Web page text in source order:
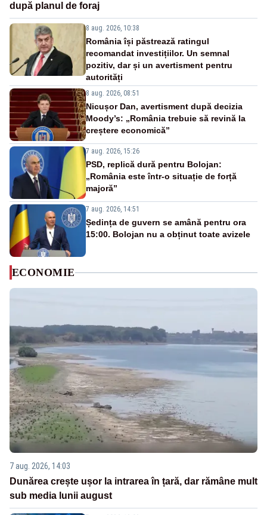
după planul de foraj
8 aug. 2026, 10:38
România își păstrează ratingul
recomandat investițiilor. Un semnal
pozitiv, dar și un avertisment pentru
autorități
8 aug. 2026, 08:51
Nicușor Dan, avertisment după decizia
Moody’s: „România trebuie să revină la
creștere economică”
7 aug. 2026, 15:26
PSD, replică dură pentru Bolojan:
„România este într-o situație de forță
majoră”
7 aug. 2026, 14:51
Ședința de guvern se amână pentru ora
15:00. Bolojan nu a obținut toate avizele
ECONOMIE
7 aug. 2026, 14:03
Dunărea crește ușor la intrarea în țară, dar rămâne mult
sub media lunii august